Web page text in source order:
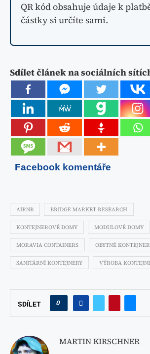
QR kód obsahuje údaje k
částky si určíte sami.
Sdílet článek na sociálních
Facebook komentáře
AIRNB BRIDGE MARKET RESEARCH
KONTEJNEROVÉ DOMY MODULOVÉ DOMY
MORAVIA CONTAINERS OBYTNÉ
SANITÁRNÍ KONTEJNERY VÝROBA
SDÍLET 0
MARTIN KIRSCHNER